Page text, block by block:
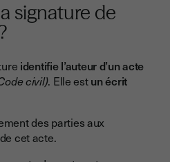
signature de
identifie l’auteur d’un acte
civil). Elle estun écrit
des parties aux
cet acte.